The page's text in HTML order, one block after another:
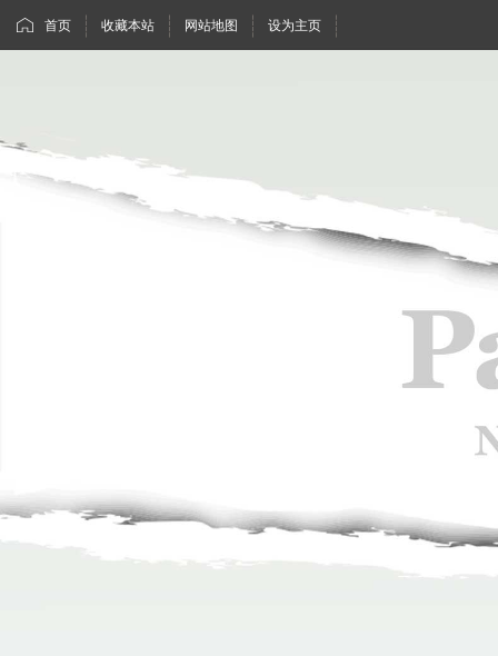
首页 收藏本站 网站地图 设为主页